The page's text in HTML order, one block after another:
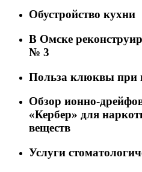
Обустройство кухни
В Омске
№ 3
Польза клюквы при
Обзор ионно-
«Кербер» для
веществ
Услуги